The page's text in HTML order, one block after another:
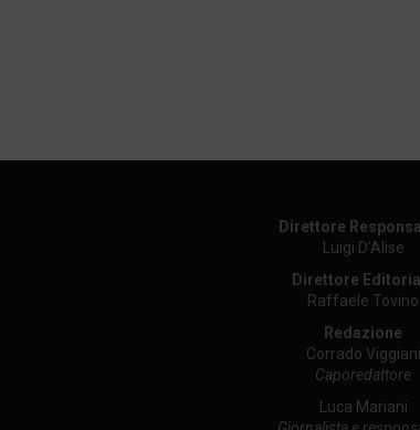
Direttore
Luigi D’Alise
Direttore
Raffaele Tovino
Redazione
Corrado Viggiani
Caporedattore
Luca Mariani